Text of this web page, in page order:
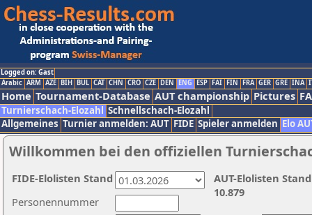
Logged on: Gast
Arabic ARM AZE BIH BUL CAT CHN CRO CZE DEN ENG ESP FAI FIN FRA GER GRE INA
Home Tournament-Database AUT championship Pictures
Turnierschach-Elozahl Schnellschach-Elozahl
Allgemeines Turnier anmelden: AUT FIDE Spieler anmelden Elo
Willkommen bei den offiziellen
Personennummer
AUT-Elolisten
10.879
FIDE-Elolisten Stand